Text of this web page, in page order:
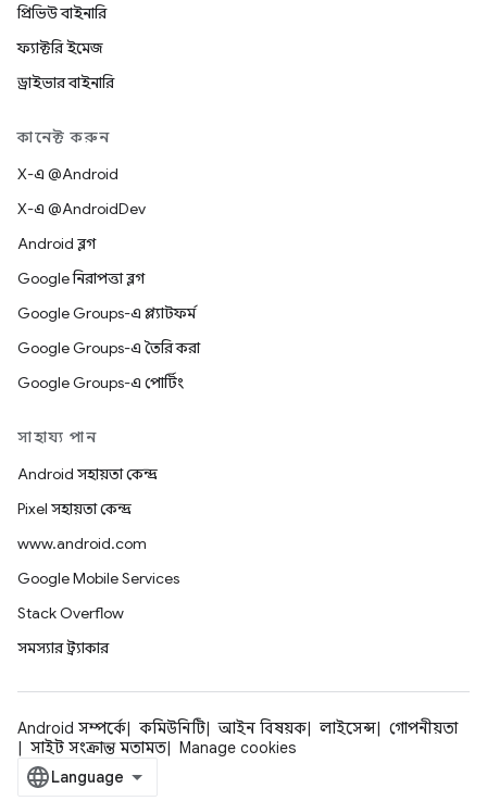
প্রিভিউ বাইনারি
ফ্যাক্টরি ইমেজ
ড্রাইভার বাইনারি
কানেক্ট করুন
X-এ @Android
X-এ @AndroidDev
Android ব্লগ
Google নিরাপত্তা ব্লগ
Google Groups-এ প্ল্যাটফর্ম
Google Groups-এ তৈরি করা
Google Groups-এ পোর্টিং
সাহায্য পান
Android সহায়তা কেন্দ্র
Pixel সহায়তা কেন্দ্র
www.android.com
Google Mobile Services
Stack Overflow
সমস্যার ট্র্যাকার
Android সম্পর্কে কমিউনিটি আইন বিষয়ক লাইসেন্স
গোপনীয়তা
সাইট সংক্রান্ত মতামত
Manage cookies